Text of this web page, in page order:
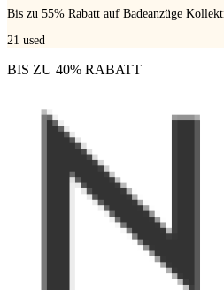
Bis zu 55% Rabatt auf Badeanzüge
21 used
BIS ZU 40% RABATT